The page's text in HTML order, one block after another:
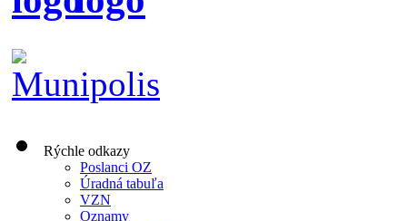
Rýchle odkazy
Poslanci OZ
Úradná tabuľa
VZN
Oznamy